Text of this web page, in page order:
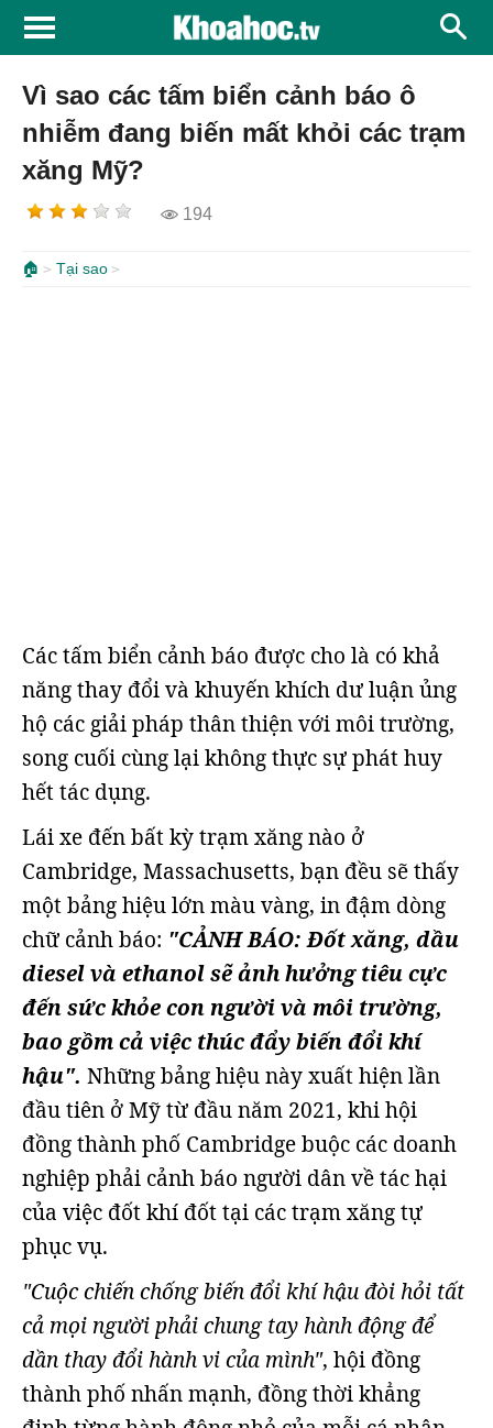
Vì sao các tấm biển cảnh báo ô
nhiễm đang biến mất khỏi các trạm
xăng Mỹ?
194
🏠 Tại sao
Các tấm biển cảnh báo được cho là có khả
năng thay đổi và khuyến khích dư luận ủng
hộ các giải pháp thân thiện với môi trường,
song cuối cùng lại không thực sự phát huy
hết tác dụng.
Lái xe đến bất kỳ trạm xăng nào ở
Cambridge, Massachusetts, bạn đều sẽ thấy
một bảng hiệu lớn màu vàng, in đậm dòng
chữ cảnh báo: "CẢNH BÁO: Đốt xăng, dầu
diesel và ethanol sẽ ảnh hưởng tiêu cực
đến sức khỏe con người và môi trường,
bao gồm cả việc thúc đẩy biến đổi khí
hậu". Những bảng hiệu này xuất hiện lần
đầu tiên ở Mỹ từ đầu năm 2021, khi hội
đồng thành phố Cambridge buộc các doanh
nghiệp phải cảnh báo người dân về tác hại
của việc đốt khí đốt tại các trạm xăng tự
phục vụ.
"Cuộc chiến chống biến đổi khí hậu đòi hỏi tất
cả mọi người phải chung tay hành động để
dần thay đổi hành vi của mình", hội đồng
thành phố nhấn mạnh, đồng thời khẳng